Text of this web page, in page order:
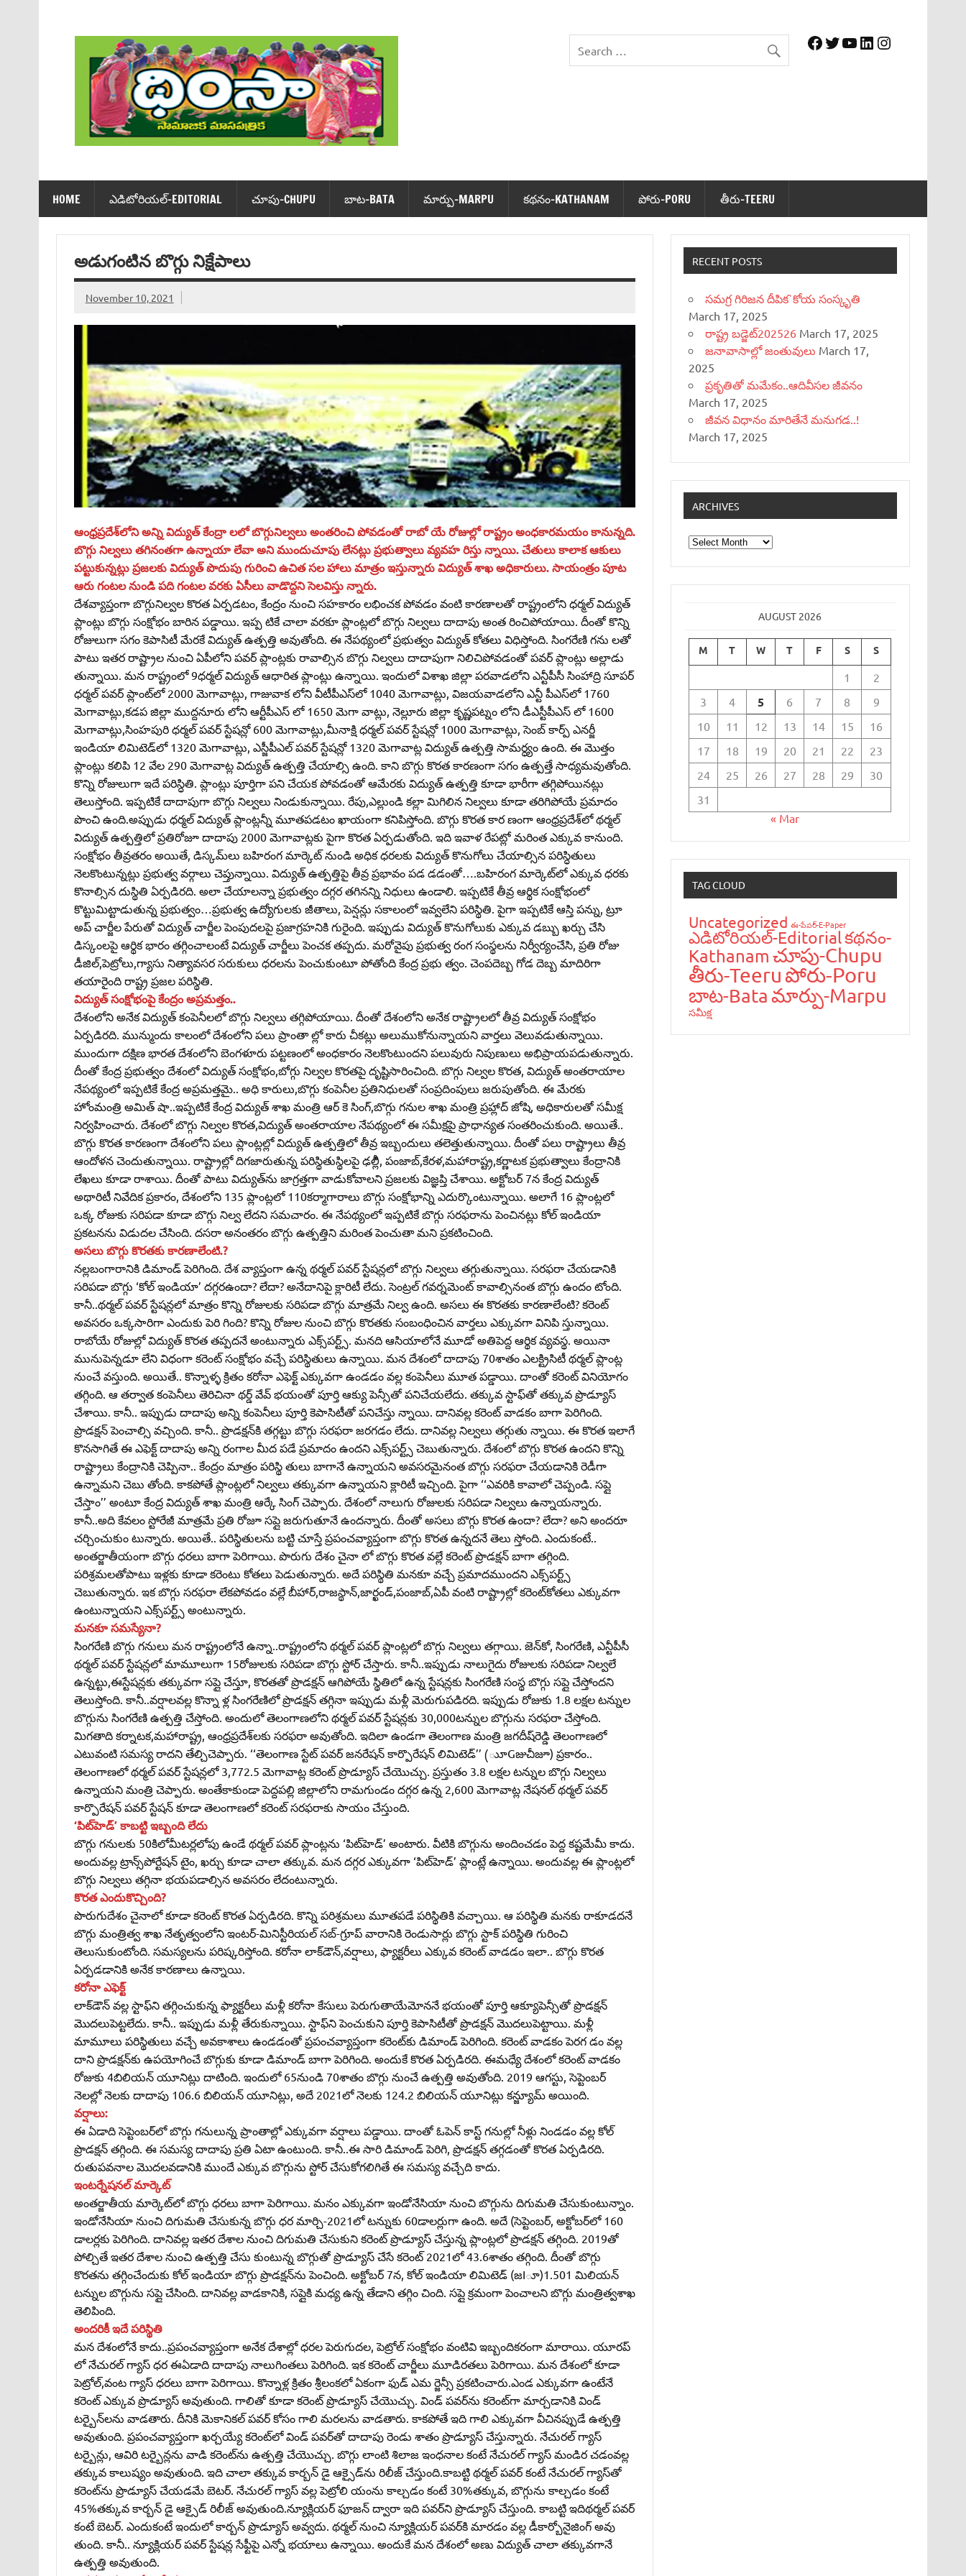
Facebook
Twitter
YouTube
LinkedIn
Instagram
HOME ఎడిటోరియ‌ల్-EDITORIAL చూపు-CHUPU బాట‌-BATA మార్పు-MARPU క‌థ‌నం-KATHANAM పోరు-PORU తీరు-TEERU
అడుగంటిన బొగ్గు నిక్షేపాలు
November 10, 2021
ఆంధ్రప్రదేశ్‌లోని అన్ని విద్యుత్‌ కేంద్రా లలో బొగ్గునిల్వలు అంతరించి పోవడంతో రాబో యే రోజుల్లో రాష్ట్రం అంధకారమయం కానున్నది.
బొగ్గు నిల్వలు తగినంతగా ఉన్నాయా లేవా అని ముందుచూపు లేనట్లు ప్రభుత్వాలు వ్యవహ రిస్తు న్నాయి. చేతులు కాలాక ఆకులు
పట్టుకున్నట్లు ప్రజలకు విద్యుత్‌ పొదుపు గురించి ఉచిత సల హాలు మాత్రం ఇస్తున్నారు విద్యుత్‌ శాఖ అధికారులు. సాయంత్రం పూట
ఆరు గంటల నుండి పది గంటల వరకు ఏసీలు వాడొద్దని సెలవిస్తు న్నారు.
దేశవ్యాప్తంగా బొగ్గునిల్వల కొరత ఏర్పడటం, కేంద్రం నుంచి సహకారం లభించక పోవడం వంటి కారణాలతో రాష్ట్రంలోని ధర్మల్‌ విద్యుత్‌
ప్లాంట్లు బొగ్గు సంక్షోభం బారిన పడ్డాయి. ఇప్ప టికే చాలా వరకూ ప్లాంట్లలో బొగ్గు నిల్వలు దాదాపు అంత రించిపోయాయి. దీంతో కొన్ని
రోజులుగా సగం కెపాసిటీ మేరకే విద్యుత్‌ ఉత్పత్తి అవుతోంది. ఈ నేపథ్యంలో ప్రభుత్వం విద్యుత్‌ కోతలు విధిస్తోంది. సింగరేణి గను లతో
పాటు ఇతర రాష్ట్రాల నుంచి ఏపీలోని పవర్‌ ప్లాంట్లకు రావాల్సిన బొగ్గు నిల్వలు దాదాపుగా నిలిచిపోవడంతో పవర్‌ ప్లాంట్లు అల్లాడు
తున్నాయి. మన రాష్ట్రంలో 9ధర్మల్‌ విద్యుత్‌ ఆధారిత ప్లాంట్లు ఉన్నాయి. ఇందులో విశాఖ జిల్లా పరవాడలోని ఎన్టీపీసీ సింహాద్రి సూపర్‌
ధర్మల్‌ పవర్‌ ప్లాంట్‌లో 2000 మెగావాట్లు, గాజువాక లోని వీటీపీఎస్‌లో 1040 మెగావాట్లు, విజయవాడలోని ఎన్టీ పీఎస్‌లో 1760
మెగావాట్లు,కడప జిల్లా ముద్దనూరు లోని ఆర్టీపీఎస్‌ లో 1650 మెగా వాట్లు, నెల్లూరు జిల్లా కృష్ణపట్నం లోని డీఎస్టీపీఎస్‌ లో 1600
మెగావాట్లు,సింహపురి ధర్మల్‌ పవర్‌ స్టేషన్లో 600 మెగావాట్లు,మీనాక్షి ధర్మల్‌ పవర్‌ స్టేషన్లో 1000 మెగావాట్లు, సెంబ్‌ కార్ప్‌ ఎనర్జీ
ఇండియా లిమిటెడ్‌లో 1320 మెగావాట్లు, ఎస్జీపీఎల్‌ పవర్‌ స్టేషన్లో 1320 మెగావాట్ల విద్యుత్‌ ఉత్పత్తి సామర్ధ్యం ఉంది. ఈ మొత్తం
ప్లాంట్లు కలిపి 12 వేల 290 మెగావాట్ల విద్యుత్‌ ఉత్పత్తి చేయాల్సి ఉంది. కాని బొగ్గు కొరత కారణంగా సగం ఉత్పత్తే సాధ్యమవుతోంది.
కొన్ని రోజులుగా ఇదే పరిస్ధితి. ప్లాంట్లు పూర్తిగా పని చేయక పోవడంతో ఆమేరకు విద్యుత్‌ ఉత్పత్తి కూడా భారీగా తగ్గిపోయినట్లు
తెలుస్తోంది. ఇప్పటికే దాదాపుగా బొగ్గు నిల్వలు నిండుకున్నాయి. రేపు,ఎల్లుండి కల్లా మిగిలిన నిల్వలు కూడా తరిగిపోయే ప్రమాదం
పొంచి ఉంది.అప్పుడు ధర్మల్‌ విద్యుత్‌ ప్లాంట్లన్నీ మూతపడటం ఖాయంగా కనిపిస్తోంది. బొగ్గు కొరత కార ణంగా ఆంధ్రప్రదేశ్‌లో థర్మల్‌
విద్యుత్‌ ఉత్పత్తిలో ప్రతిరోజూ దాదాపు 2000 మెగావాట్లకు పైగా కొరత ఏర్పడుతోంది. ఇది ఇవాళ రేపట్లో మరింత ఎక్కువ కానుంది.
సంక్షోభం తీవ్రతరం అయితే, డిస్కమ్‌లు బహిరంగ మార్కెట్‌ నుండి అధిక ధరలకు విద్యుత్‌ కొనుగోలు చేయాల్సిన పరిస్ధితులు
నెలకొంటున్నట్లు ప్రభుత్వ వర్గాలు చెప్తున్నాయి. విద్యుత్‌ ఉత్పత్తిపై తీవ్ర ప్రభావం పడ డడంతో….బహిరంగ మార్కెట్‌లో ఎక్కువ ధరకు
కొనాల్సిన దుస్థితి ఏర్పడిరది. అలా చేయాలన్నా ప్రభుత్వం దగ్గర తగినన్ని నిధులు ఉండాలి. ఇప్పటికే తీవ్ర ఆర్థిక సంక్షోభంలో
కొట్టుమిట్టాడుతున్న ప్రభుత్వం…ప్రభుత్వ ఉద్యోగులకు జీతాలు, పెన్షన్లు సకాలంలో ఇవ్వలేని పరిస్థితి. పైగా ఇప్పటికే ఆస్తి పన్ను, ట్రూ
అప్‌ చార్జీల పేరుతో విద్యుత్‌ చార్జీల పెంపుదలపై ప్రజాగ్రహనికి గురైంది. ఇప్పుడు విద్యుత్‌ కొనుగోలుకు ఎక్కువ డబ్బు ఖర్చు చేసి
డిస్కంలపై ఆర్థిక భారం తగ్గించాలంటే విద్యుత్‌ చార్జీలు పెంచక తప్పదు. మరోవైపు ప్రభుత్వ రంగ సంస్థలను నిర్వీర్యంచేసి, ప్రతి రోజు
డీజిల్‌,పెట్రోలు,గ్యాసు నిత్యావసర సరుకులు ధరలను పెంచుకుంటూ పోతోంది కేంద్ర ప్రభు త్వం. చెంపదెబ్బ గోడ దెబ్బ మాదిరిగా
తయారైంది రాష్ట్ర ప్రజల పరిస్థితి.
విద్యుత్‌ సంక్షోభంపై కేంద్రం అప్రమత్తం..
దేశంలోని అనేక విద్యుత్‌ కంపెనీలలో బొగ్గు నిల్వలు తగ్గిపోయాయి. దీంతో దేశంలోని అనేక రాష్ట్రాలలో తీవ్ర విద్యుత్‌ సంక్షోభం
ఏర్పడిరది. మున్ముందు కాలంలో దేశంలోని పలు ప్రాంతా ల్లో కారు చీకట్లు అలుముకోనున్నాయని వార్తలు వెలువడుతున్నాయి.
ముందుగా దక్షిణ భారత దేశంలోని బెంగళూరు పట్టణంలో అంధకారం నెలకొంటుందని పలువురు నిపుణులు అభిప్రాయపడుతున్నారు.
దీంతో కేంద్ర ప్రభుత్వం దేశంలో విద్యుత్‌ సంక్షోభం,బోగ్గు నిల్వల కొరతపై దృష్టిసారించింది. బొగ్గు నిల్వల కొరత, విద్యుత్‌ అంతరాయాల
నేపథ్యంలో ఇప్పటికే కేంద్ర అప్రమత్తమై.. అధి కారులు,బొగ్గు కంపెనీల ప్రతినిధులతో సంప్రదింపులు జరుపుతోంది. ఈ మేరకు
హోంమంత్రి అమిత్‌ షా..ఇప్పటికే కేంద్ర విద్యుత్‌ శాఖ మంత్రి ఆర్‌ కె సింగ్‌,బొగ్గు గనుల శాఖ మంత్రి ప్రహ్లాద్‌ జోషి, అధికారులతో సమీక్ష
నిర్వహించారు. దేశంలో బొగ్గు నిల్వల కొరత,విద్యుత్‌ అంతరాయాల నేపథ్యంలో ఈ సమీక్షపై ప్రాధాన్యత సంతరించుకుంది. అయితే..
బొగ్గు కొరత కారణంగా దేశంలోని పలు ప్లాంట్లల్లో విద్యుత్‌ ఉత్పత్తిలో తీవ్ర ఇబ్బందులు తలెత్తుతున్నాయి. దీంతో పలు రాష్ట్రాలు తీవ్ర
ఆందోళన చెందుతున్నాయి. రాష్ట్రాల్లో దిగజారుతున్న పరిస్థితుస్థిలపై ఢల్లీి, పంజాబ్‌,కేరళ,మహారాష్ట్ర,కర్ణాటక ప్రభుత్వాలు కేంద్రానికి
లేఖలు కూడా రాశాయి. దీంతో పాటు విద్యుత్‌ను జాగ్రత్తగా వాడుకోవాలని ప్రజలకు విజ్ఞప్తి చేశాయి. అక్టోబర్‌ 7న కేంద్ర విద్యుత్‌
అథారిటీ నివేదిక ప్రకారం, దేశంలోని 135 ప్లాంట్లలో 110కర్మాగారాలు బొగ్గు సంక్షోభాన్ని ఎదుర్కొంటున్నాయి. అలాగే 16 ప్లాంట్లలో
ఒక్క రోజుకు సరిపడా కూడా బొగ్గు నిల్వ లేదని సమచారం. ఈ నేపథ్యంలో ఇప్పటికే బొగ్గు సరఫరాను పెంచినట్లు కోల్‌ ఇండియా
ప్రకటనను విడుదల చేసింది. దసరా అనంతరం బొగ్గు ఉత్పత్తిని మరింత పెంచుతా మని ప్రకటించింది.
అసలు బొగ్గు కొరతకు కారణాలేంటి.?
నల్లబంగారానికి డిమాండ్‌ పెరిగింది. దేశ వ్యాప్తంగా ఉన్న థర్మల్‌ పవర్‌ స్టేషన్లలో బొగ్గు నిల్వలు తగ్గుతున్నాయి. సరఫరా చేయడానికి
సరిపడా బొగ్గు ‘కోల్‌ ఇండియా’ దగ్గరఉందా? లేదా? అనేదానిపై క్లారిటీ లేదు. సెంట్రల్‌ గవర్నమెంట్‌ కావాల్సినంత బొగ్గు ఉందం టోంది.
కానీ..థర్మల్‌ పవర్‌ స్టేషన్లలో మాత్రం కొన్ని రోజులకు సరిపడా బొగ్గు మాత్రమే నిల్వ ఉంది. అసలు ఈ కొరతకు కారణాలేంటి? కరెంట్‌
అవసరం ఒక్కసారిగా ఎందుకు పెరి గింది? కొన్ని రోజుల నుంచి బొగ్గు కొరతకు సంబంధించిన వార్తలు ఎక్కువగా వినిపి స్తున్నాయి.
రాబోయే రోజుల్లో విద్యుత్‌ కొరత తప్పదనే అంటున్నారు ఎక్స్‌పర్ట్స్‌. మనది ఆసియాలోనే మూడో అతిపెద్ద ఆర్థిక వ్యవస్థ. అయినా
మునుపెన్నడూ లేని విధంగా కరెంట్‌ సంక్షోభం వచ్చే పరిస్థితులు ఉన్నాయి. మన దేశంలో దాదాపు 70శాతం ఎలక్ట్రిసిటీ థర్మల్‌ ప్లాంట్ల
నుంచే వస్తుంది. అయితే.. కొన్నాళ్ళ క్రితం కరోనా ఎఫెక్ట్‌ ఎక్కువగా ఉండడం వల్ల కంపెనీలు మూత పడ్డాయి. దాంతో కరెంట్‌ వినియోగం
తగ్గింది. ఆ తర్వాత కంపెనీలు తెరిచినా థర్డ్‌ వేవ్‌ భయంతో పూర్తి ఆక్యు పెన్సీతో పనిచేయలేదు. తక్కువ స్టాఫ్‌తో తక్కువ ప్రొడ్యూస్‌
చేశాయి. కానీ.. ఇప్పుడు దాదాపు అన్ని కంపెనీలు పూర్తి కెపాసిటీతో పనిచేస్తు న్నాయి. దానివల్ల కరెంట్‌ వాడకం బాగా పెరిగింది.
ప్రొడక్షన్‌ పెంచాల్సి వచ్చింది. కానీ.. ప్రొడక్షన్‌కి తగ్గట్టు బొగ్గు సరఫరా జరగడం లేదు. దానివల్ల నిల్వలు తగ్గుతు న్నాయి. ఈ కొరత ఇలాగే
కొనసాగితే ఈ ఎఫెక్ట్‌ దాదాపు అన్ని రంగాల మీద పడే ప్రమాదం ఉందని ఎక్స్‌పర్ట్స్‌ చెబుతున్నారు. దేశంలో బొగ్గు కొరత ఉందని కొన్ని
రాష్ట్రాలు కేంద్రానికి చెప్పినా.. కేంద్రం మాత్రం పరిస్థి తులు బాగానే ఉన్నాయని అవసరమైనంత బొగ్గు సరఫరా చేయడానికి రెడీగా
ఉన్నామని చెబు తోంది. కాకపోతే ప్లాంట్లలో నిల్వలు తక్కువగా ఉన్నాయని క్లారిటీ ఇచ్చింది. పైగా ‘‘ఎవరికి కావాలో చెప్పండి. సప్లై
చేస్తాం’’ అంటూ కేంద్ర విద్యుత్‌ శాఖ మంత్రి ఆర్కే సింగ్‌ చెప్పారు. దేశంలో నాలుగు రోజులకు సరిపడా నిల్వలు ఉన్నాయన్నారు.
కానీ..అది కేవలం స్టోరేజీ మాత్రమే ప్రతి రోజూ సప్లై జరుగుతూనే ఉందన్నారు. దీంతో అసలు బొగ్గు కొరత ఉందా? లేదా? అని అందరూ
చర్చించుకుం టున్నారు. అయితే.. పరిస్థితులను బట్టి చూస్తే ప్రపంచవ్యాప్తంగా బొగ్గు కొరత ఉన్నదనే తెలు స్తోంది. ఎందుకంటే..
అంతర్జాతీయంగా బొగ్గు ధరలు బాగా పెరిగాయి. పొరుగు దేశం చైనా లో బొగ్గు కొరత వల్లే కరెంట్‌ ప్రొడక్షన్‌ బాగా తగ్గింది.
పరిశ్రమలతోపాటు ఇళ్లకు కూడా కరెంటు కోతలు పెడుతున్నారు. అదే పరిస్థితి మనకూ వచ్చే ప్రమాదముందని ఎక్స్‌పర్ట్స్‌
చెబుతున్నారు. ఇక బొగ్గు సరఫరా లేకపోవడం వల్లే బీహార్‌,రాజస్థాన్‌,జార్ఖండ్‌,పంజాబ్‌,ఏపీ వంటి రాష్ట్రాల్లో కరెంట్‌కోతలు ఎక్కువగా
ఉంటున్నాయని ఎక్స్‌పర్ట్స్‌ అంటున్నారు.
మనకూ సమస్యేనా?
సింగరేణి బొగ్గు గనులు మన రాష్ట్రంలోనే ఉన్నా..రాష్ట్రంలోని థర్మల్‌ పవర్‌ ప్లాంట్లలో బొగ్గు నిల్వలు తగ్గాయి. జెన్‌కో, సింగరేణి, ఎన్టీపీసీ
థర్మల్‌ పవర్‌ స్టేషన్లలో మామూలుగా 15రోజులకు సరిపడా బొగ్గు స్టోర్‌ చేస్తారు. కానీ..ఇప్పుడు నాలుగైదు రోజులకు సరిపడా నిల్వలే
ఉన్నట్టు,ఈస్టేషన్లకు తక్కువగా సప్లై చేస్తూ, కొరతతో ప్రొడక్షన్‌ ఆగిపోయే స్థితిలో ఉన్న స్టేషన్లకు సింగరేణి సంస్థ బొగ్గు సప్లై చేస్తోందని
తెలుస్తోంది. కానీ..వర్షాలవల్ల కొన్నా ళ్ల సింగరేణిలో ప్రొడక్షన్‌ తగ్గినా ఇప్పుడు మళ్లీ మెరుగుపడిరది. ఇప్పుడు రోజుకు 1.8 లక్షల టన్నుల
బొగ్గును సింగరేణి ఉత్పత్తి చేస్తోంది. అందులో తెలంగాణలోని థర్మల్‌ పవర్‌ స్టేషన్లకు 30,000టన్నుల బొగ్గును సరఫరా చేస్తోంది.
మిగతాది కర్నాటక,మహారాష్ట్ర, ఆంధ్రప్రదేశ్‌లకు సరఫరా అవుతోంది. ఇదిలా ఉండగా తెలంగాణ మంత్రి జగదీష్‌రెడ్డి తెలంగాణలో
ఎటువంటి సమస్య రాదని తేల్చిచెప్పారు. ‘‘తెలంగాణ స్టేట్‌ పవర్‌ జనరేషన్‌ కార్పొరేషన్‌ లిమిటెడ్‌’’ (ుూGజుచీజూ) ప్రకారం..
తెలంగాణలో థర్మల్‌ పవర్‌ స్టేషన్లలో 3,772.5 మెగావాట్ల కరెంట్‌ ప్రొడ్యూస్‌ చేయొచ్చు. ప్రస్తుతం 3.8 లక్షల టన్నుల బొగ్గు నిల్వలు
ఉన్నాయని మంత్రి చెప్పారు. అంతేకాకుండా పెద్దపల్లి జిల్లాలోని రామగుండం దగ్గర ఉన్న 2,600 మెగావాట్ల నేషనల్‌ థర్మల్‌ పవర్‌
కార్పొరేషన్‌ పవర్‌ స్టేషన్‌ కూడా తెలంగాణలో కరెంట్‌ సరఫరాకు సాయం చేస్తుంది.
‘పిట్‌హెడ్‌’ కాబట్టి ఇబ్బంది లేదు
బొగ్గు గనులకు 50కిలోమీటర్లలోపు ఉండే థర్మల్‌ పవర్‌ ప్లాంట్లను ‘పిట్‌హెడ్‌’ అంటారు. వీటికి బొగ్గును అందించడం పెద్ద కష్టమేమీ కాదు.
అందువల్ల ట్రాన్స్‌పోర్టేషన్‌ టైం, ఖర్చు కూడా చాలా తక్కువ. మన దగ్గర ఎక్కువగా ‘పిట్‌హెడ్‌’ ప్లాంట్లే ఉన్నాయి. అందువల్ల ఈ ప్లాంట్లలో
బొగ్గు నిల్వలు తగ్గినా భయపడాల్సిన అవసరం లేదంటున్నారు.
కొరత ఎందుకొచ్చింది?
పొరుగుదేశం చైనాలో కూడా కరెంట్‌ కొరత ఏర్పడిరది. కొన్ని పరిశ్రమలు మూతపడే పరిస్థితికి వచ్చాయి. ఆ పరిస్థితి మనకు రాకూడదనే
బొగ్గు మంత్రిత్వ శాఖ నేతృత్వంలోని ఇంటర్‌-మినిస్టీరియల్‌ సబ్‌-గ్రూప్‌ వారానికి రెండుసార్లు బొగ్గు స్టాక్‌ పరిస్థితి గురించి
తెలుసుకుంటోంది. సమస్యలను పరిష్కరిస్తోంది. కరోనా లాక్‌డౌన్‌,వర్షాలు, ఫ్యాక్టరీలు ఎక్కువ కరెంట్‌ వాడడం ఇలా.. బొగ్గు కొరత
ఏర్పడడానికి అనేక కారణాలు ఉన్నాయి.
కరోనా ఎఫెక్ట్‌
లాక్‌డౌన్‌ వల్ల స్టాఫ్‌ని తగ్గించుకున్న ఫ్యాక్టరీలు మళ్లీ కరోనా కేసులు పెరుగుతాయేమోననే భయంతో పూర్తి ఆక్యూపెన్సీతో ప్రొడక్షన్‌
మొదలుపెట్టలేదు. కానీ.. ఇప్పుడు మళ్లీ తేరుకున్నాయి. స్టాఫ్‌ని పెంచుకుని పూర్తి కెపాసిటీతో ప్రొడక్షన్‌ మొదలుపెట్టాయి. మళ్లీ
మామూలు పరిస్థితులు వచ్చే అవకాశాలు ఉండడంతో ప్రపంచవ్యాప్తంగా కరెంట్‌కు డిమాండ్‌ పెరిగింది. కరెంట్‌ వాడకం పెరగ డం వల్ల
దాని ప్రొడక్షన్‌కు ఉపయోగించే బొగ్గుకు కూడా డిమాండ్‌ బాగా పెరిగింది. అందుకే కొరత ఏర్పడిరది. ఈమధ్యే దేశంలో కరెంట్‌ వాడకం
రోజుకు 4బిలియన్‌ యూనిట్లు దాటింది. ఇందులో 65నుండి 70శాతం బొగ్గు నుంచే ఉత్పత్తి అవుతోంది. 2019 ఆగస్టు, సెప్టెంబర్‌
నెలల్లో నెలకు దాదాపు 106.6 బిలియన్‌ యూనిట్లు, అదే 2021లో నెలకు 124.2 బిలియన్‌ యూనిట్లు కన్జ్యూమ్‌ అయింది.
వర్షాలు:
ఈ ఏడాది సెప్టెంబర్‌లో బొగ్గు గనులున్న ప్రాంతాల్లో ఎక్కువగా వర్షాలు పడ్డాయి. దాంతో ఓపెన్‌ కాస్ట్‌ గనుల్లో నీళ్లు నిండడం వల్ల కోల్‌
ప్రొడక్షన్‌ తగ్గింది. ఈ సమస్య దాదాపు ప్రతి ఏటా ఉంటుంది. కానీ..ఈ సారి డిమాండ్‌ పెరిగి, ప్రొడక్షన్‌ తగ్గడంతో కొరత ఏర్పడిరది.
రుతుపవనాల మొదలవడానికి ముందే ఎక్కువ బొగ్గును స్టోర్‌ చేసుకోగలిగితే ఈ సమస్య వచ్చేది కాదు.
ఇంటర్నేషనల్‌ మార్కెట్‌
అంతర్జాతీయ మార్కెట్‌లో బొగ్గు ధరలు బాగా పెరిగాయి. మనం ఎక్కువగా ఇండోనేసియా నుంచి బొగ్గును దిగుమతి చేసుకుంటున్నాం.
ఇండోనేసియా నుంచి దిగుమతి చేసుకున్న బొగ్గు ధర మార్చి-2021లో టన్నుకు 60డాలర్లుగా ఉంది. అదే (సెప్టెంబర్‌, అక్టోబర్‌లో 160
డాలర్లకు పెరిగింది. దానివల్ల ఇతర దేశాల నుంచి దిగుమతి చేసుకుని కరెంట్‌ ప్రొడ్యూస్‌ చేస్తున్న ప్లాంట్లలో ప్రొడక్షన్‌ తగ్గింది. 2019తో
పోల్చితే ఇతర దేశాల నుంచి ఉత్పత్తి చేసు కుంటున్న బొగ్గుతో ప్రొడ్యూస్‌ చేసే కరెంట్‌ 2021లో 43.6శాతం తగ్గింది. దీంతో బొగ్గు
కొరతను తగ్గించేందుకు కోల్‌ ఇండియా బొగ్గు ప్రొడక్షన్‌ను పెంచింది. అక్టోబర్‌ 7న, కోల్‌ ఇండియా లిమిటెడ్‌ (జIూ)1.501 మిలియన్‌
టన్నుల బొగ్గును సప్లై చేసింది. దానివల్ల వాడకానికి, సప్లైకి మధ్య ఉన్న తేడాని తగ్గిం చింది. సప్లై క్రమంగా పెంచాలని బొగ్గు మంత్రిత్వశాఖ
తెలిపింది.
అందరికీ ఇదే పరిస్థితి
మన దేశంలోనే కాదు..ప్రపంచవ్యాప్తంగా అనేక దేశాల్లో ధరల పెరుగుదల, పెట్రోల్‌ సంక్షోభం వంటివి ఇబ్బందికరంగా మారాయి. యూరప్‌
లో నేచురల్‌ గ్యాస్‌ ధర ఈఏడాది దాదాపు నాలుగింతలు పెరిగింది. ఇక కరెంట్‌ చార్జీలు మూడిరతలు పెరిగాయి. మన దేశంలో కూడా
పెట్రోల్‌,వంట గ్యాస్‌ ధరలు బాగా పెరిగాయి. కొన్నాళ్ల క్రితం శ్రీలంకలో ఏకంగా ఫుడ్‌ ఎమ ర్జెన్సీ ప్రకటించారు.ఎండ ఎక్కువగా ఉంటేనే
కరెంట్‌ ఎక్కువ ప్రొడ్యూస్‌ అవుతుంది. గాలితో కూడా కరెంట్‌ ప్రొడ్యూస్‌ చేయొచ్చు. విండ్‌ పవర్‌ను కరెంట్‌గా మార్చడానికి విండ్‌
టర్బైన్‌లను వాడతారు. దీనికి మెకానికల్‌ పవర్‌ కోసం గాలి మరలను వాడతారు. కాకపోతే ఇది గాలి ఎక్కువగా వీచినప్పుడే ఉత్పత్తి
అవుతుంది. ప్రపంచవ్యాప్తంగా ఖర్చయ్యే కరెంట్‌లో విండ్‌ పవర్‌తో దాదాపు రెండు శాతం ప్రొడ్యూస్‌ చేస్తున్నారు. నేచురల్‌ గ్యాస్‌
టర్బైన్లు, ఆవిరి టర్బైన్లను వాడి కరెంట్‌ను ఉత్పత్తి చేయొచ్చు. బొగ్గు లాంటి శిలాజ ఇంధనాల కంటే నేచురల్‌ గ్యాస్‌ మండిర చడంవల్ల
తక్కువ కాలుష్యం అవుతుంది. ఇది చాలా తక్కువ కార్బన్‌ డై ఆక్సైడ్‌ను రిలీజ్‌ చేస్తుంది.కాబట్టి థర్మల్‌ పవర్‌ కంటే నేచురల్‌ గ్యాస్‌తో
కరెంట్‌ను ప్రొడ్యూస్‌ చేయడమే బెటర్‌. నేచురల్‌ గ్యాస్‌ వల్ల పెట్రోలి యంను కాల్చడం కంటే 30%తక్కువ, బొగ్గును కాల్చడం కంటే
45%తక్కువ కార్బన్‌ డై ఆక్సైడ్‌ రిలీజ్‌ అవుతుంది.న్యూక్లియర్‌ ఫూజన్‌ ద్వారా ఇది పవర్‌ని ప్రొడ్యూస్‌ చేస్తుంది. కాబట్టి ఇదిథర్మల్‌ పవర్‌
కంటే బెటర్‌. ఎందుకంటే ఇందులో కార్బన్‌ ప్రొడ్యూస్‌ అవ్వదు. థర్మల్‌ నుంచి న్యూక్లియర్‌ పవర్‌కి మారడం వల్ల డీకార్బోనైజింగ్‌ అవు
తుంది. కానీ.. న్యూక్లియర్‌ పవర్‌ స్టేషన్ల సేఫ్టీపై ఎన్నో భయాలు ఉన్నాయి. అందుకే మన దేశంలో అణు విద్యుత్‌ చాలా తక్కువగానే
ఉత్పత్తి అవుతుంది.
RECENT POSTS
సమగ్ర గిరిజన దీపిక`కోయ సంస్కృతి
March 17, 2025
రాష్ట్ర బడ్జెట్‌202526 March 17, 2025
జనావాసాల్లో జంతువులు March 17,
2025
ప్రకృతితో మమేకం..ఆదివీసల జీవనం
March 17, 2025
జీవన విధానం మారితేనే మనుగడ..!
March 17, 2025
ARCHIVES
Archives
AUGUST 2026
M T W T F S S
1
2
3
4 5 6 7 8
9
10
11 12 13 14 15
16
17
18 19 20 21 22
23
24
25 26 27 28 29
30
31
« Mar
TAG CLOUD
Uncategorized ఈ-పేప‌ర్-E-Paper
ఎడిటోరియ‌ల్-Editorialక‌థ‌నం-
Kathanam చూపు-Chupu
తీరు-Teeruపోరు-Poru
బాట‌-Bata మార్పు-Marpu
స‌మీక్ష‌